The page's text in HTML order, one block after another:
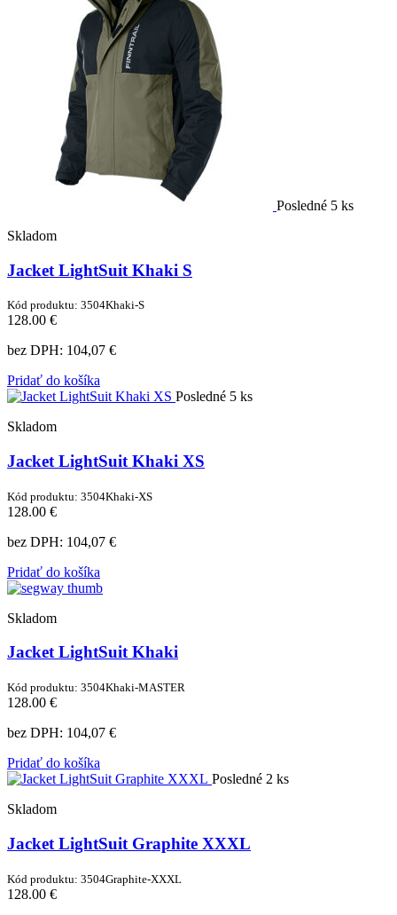
Posledné 5 ks
Skladom
Jacket LightSuit Khaki S
Kód produktu: 3504Khaki-S
128.00 €
bez DPH: 104,07 €
Pridať do košíka
Posledné 5 ks
Skladom
Jacket LightSuit Khaki XS
Kód produktu: 3504Khaki-XS
128.00 €
bez DPH: 104,07 €
Pridať do košíka
Skladom
Jacket LightSuit Khaki
Kód produktu: 3504Khaki-MASTER
128.00 €
bez DPH: 104,07 €
Pridať do košíka
Posledné 2 ks
Skladom
Jacket LightSuit Graphite XXXL
Kód produktu: 3504Graphite-XXXL
128.00 €